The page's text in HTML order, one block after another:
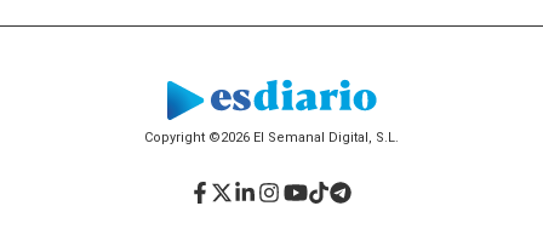
Copyright ©2026 El Semanal Digital, S.L.
Facebook
Twitter
LinkedIn
Instagram
YouTube
TikTok
Telegram